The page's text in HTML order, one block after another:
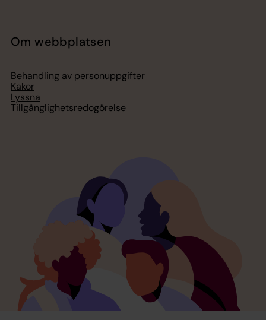
Om webbplatsen
Behandling av personuppgifter
Kakor
Lyssna
Tillgänglighetsredogörelse